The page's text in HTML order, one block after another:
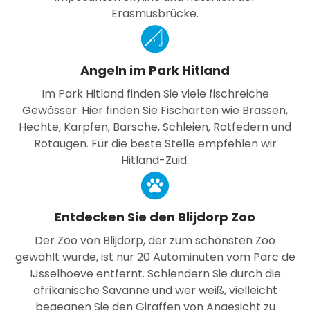
Erasmusbrücke.
Angeln im Park Hitland
Im Park Hitland finden Sie viele fischreiche
Gewässer. Hier finden Sie Fischarten wie Brassen,
Hechte, Karpfen, Barsche, Schleien, Rotfedern und
Rotaugen. Für die beste Stelle empfehlen wir
Hitland-Zuid.
Entdecken Sie den Blijdorp Zoo
Der Zoo von Blijdorp, der zum schönsten Zoo
gewählt wurde, ist nur 20 Autominuten vom Parc de
IJsselhoeve entfernt. Schlendern Sie durch die
afrikanische Savanne und wer weiß, vielleicht